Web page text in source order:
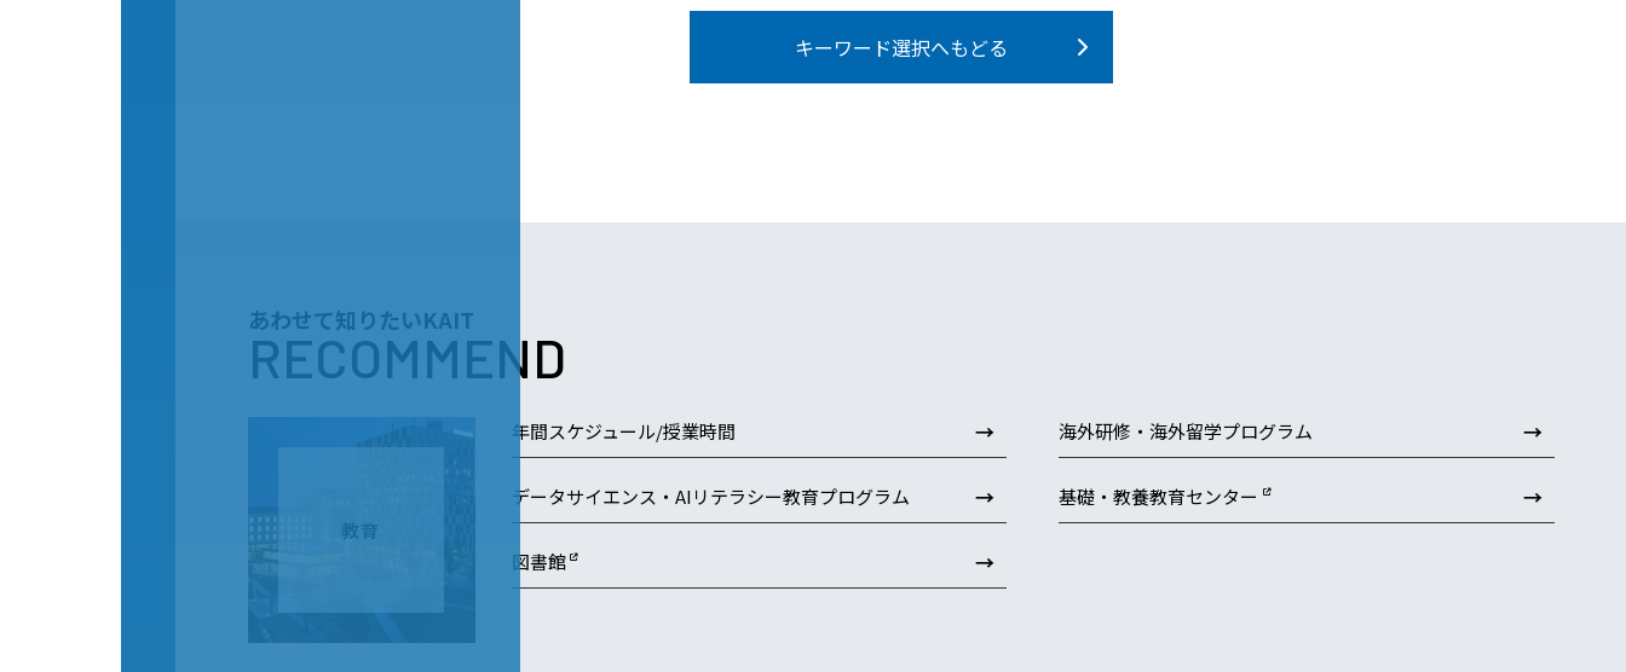
キーワード選択へもどる
あわせて知りたいKAIT
RECOMMEND
教育
年間スケジュール/授業時間 → 海外研修・海外留学プログラム →
データサイエンス・AIリテラシー教育プログラム → 基礎・教養教育センター →
図書館 →